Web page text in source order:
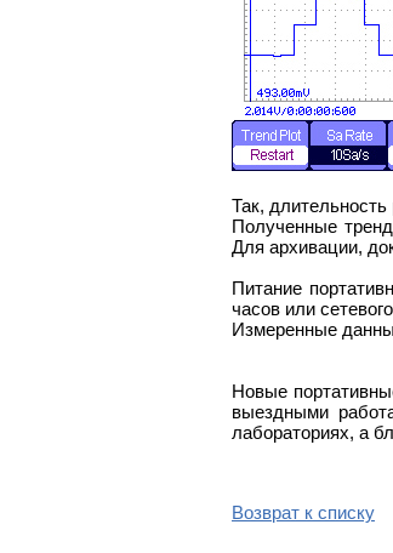
Так,
Полученные
Для архивации,
Питание
часов или
Измеренные
Новые
выездными
лабораториях, а
Возврат к списку